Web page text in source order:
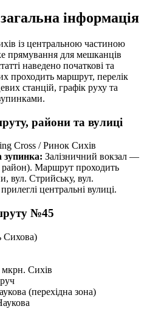
інформація
із центральною частиною
прямування для мешканців
наведено початкові та
проходить маршрут, перелік
станцій, графік руху та
райони та вулиці
Cross / Ринок Сихів
зупинка: Залізничний вокзал —
Маршрут проходить
вул. Стрийську, вул.
центральні вулиці.
№45
Сихова)
Сихів
(перехідна зона)